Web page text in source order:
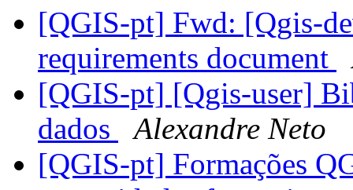
[QGIS-pt] Fwd: [Qgis-
requirements document
[QGIS-pt] [Qgis-user]
dados
Alexandre Neto
[QGIS-pt] Formações